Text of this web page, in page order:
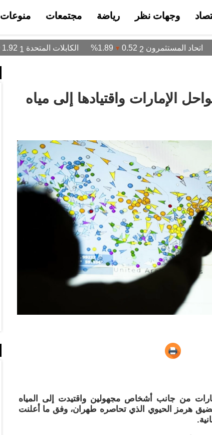
وجهات نظر رياضة مجتمعات منوعات
الإمارات واقتيادها إلى مياه
من جانب أشخاص مجهولين واقتيدت إلى المياه
مضيق هرمز الحيوي الذي تحاصره طهران، وفق ما أعلنت